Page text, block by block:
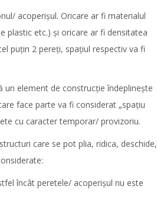
acoperișul. Oricare ar fi materialul
plastic etc.) și oricare ar fi densitatea
puțin 2 pereți, spațiul respectiv va fi
un element de construcție îndeplinește
face parte va fi considerat „spațiu
cu caracter temporar/ provizoriu.
care se pot plia, ridica, deschide,
încât peretele/ acoperișul nu este